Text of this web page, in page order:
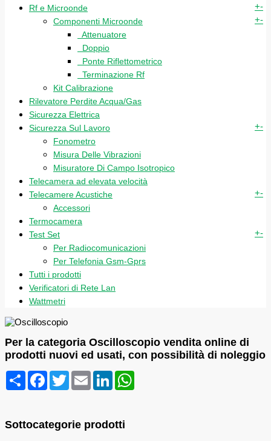
Rf e Microonde
+-
Componenti Microonde +-
Attenuatore
Doppio
Ponte Riflettometrico
Terminazione Rf
Kit Calibrazione
Rilevatore Perdite Acqua/Gas
Sicurezza Elettrica
Sicurezza Sul Lavoro
+-
Fonometro
Misura Delle Vibrazioni
Misuratore Di Campo Isotropico
Telecamera ad elevata velocità
Telecamere Acustiche
+-
Accessori
Termocamera
Test Set
+-
Per Radiocomunicazioni
Per Telefonia Gsm-Gprs
Tutti i prodotti
Verificatori di Rete Lan
Wattmetri
Per la categoria Oscilloscopio vendita online di
prodotti nuovi ed usati, con possibilità di noleggio
CondividiFacebook
TwitterEmail LinkedIn
Sottocategorie prodotti